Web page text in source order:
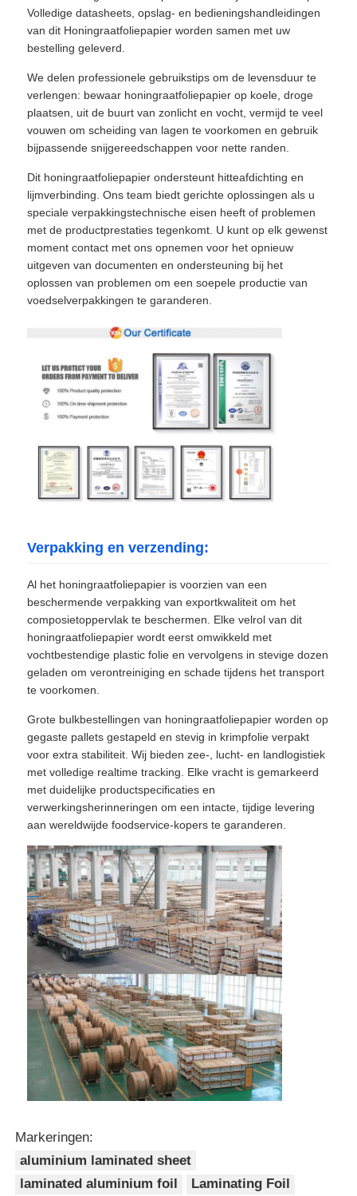
Volledige datasheets, opslag- en bedieningshandleidingen
van dit Honingraatfoliepapier worden samen met uw
bestelling geleverd.
We delen professionele gebruikstips om de levensduur te
verlengen: bewaar honingraatfoliepapier op koele, droge
plaatsen, uit de buurt van zonlicht en vocht, vermijd te veel
vouwen om scheiding van lagen te voorkomen en gebruik
bijpassende snijgereedschappen voor nette randen.
Dit honingraatfoliepapier ondersteunt hitteafdichting en
lijmverbinding. Ons team biedt gerichte oplossingen als u
speciale verpakkingstechnische eisen heeft of problemen
met de productprestaties tegenkomt. U kunt op elk gewenst
moment contact met ons opnemen voor het opnieuw
uitgeven van documenten en ondersteuning bij het
oplossen van problemen om een ​​soepele productie van
voedselverpakkingen te garanderen.
Verpakking en verzending:
Al het honingraatfoliepapier is voorzien van een
beschermende verpakking van exportkwaliteit om het
composietoppervlak te beschermen. Elke velrol van dit
honingraatfoliepapier wordt eerst omwikkeld met
vochtbestendige plastic folie en vervolgens in stevige dozen
geladen om verontreiniging en schade tijdens het transport
te voorkomen.
Grote bulkbestellingen van honingraatfoliepapier worden op
gegaste pallets gestapeld en stevig in krimpfolie verpakt
voor extra stabiliteit. Wij bieden zee-, lucht- en landlogistiek
met volledige realtime tracking. Elke vracht is gemarkeerd
met duidelijke productspecificaties en
verwerkingsherinneringen om een ​​intacte, tijdige levering
aan wereldwijde foodservice-kopers te garanderen.
Markeringen:
aluminium laminated sheet
laminated aluminium foil
Laminating Foil